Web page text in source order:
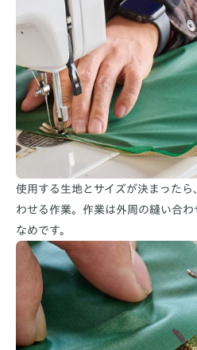
使用する生地とサイズが決まった
わせる作業。作業は外周の縫い合
なめです。